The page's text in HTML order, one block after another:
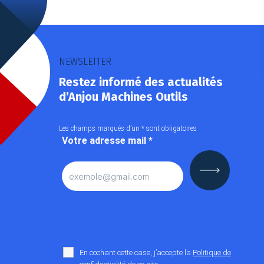
NEWSLETTER
Restez informé des actualités
d’Anjou Machines Outils
Les champs marqués d’un * sont obligatoires
Votre adresse mail *
En cochant cette case, j’accepte la Politique de